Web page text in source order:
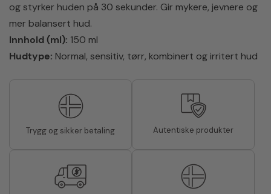
og styrker huden på 30 sekunder. Gir mykere, jevnere og
mer balansert hud.
Innhold (ml): 150 ml
Hudtype: Normal, sensitiv, tørr, kombinert og irritert hud
Trygg og sikker betaling Autentiske produkter